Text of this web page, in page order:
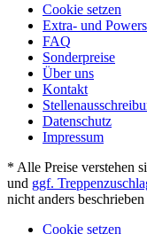
Cookie setzen
Extra- und
FAQ
Sonderpreise
Über uns
Kontakt
Datenschutz
Impressum
* Alle Preise verstehen
und ggf.
nicht anders beschrieben
Cookie setzen